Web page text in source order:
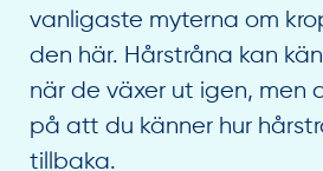
vanligaste myterna om
den här. Hårstråna kan
när de växer ut igen, men
på att du känner hur
tillbaka.